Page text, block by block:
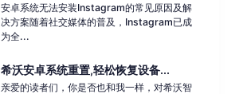
安卓系统无法安装Instagram的常见原因及解
决方案随着社交媒体的普及，Instagram已成
为全...
希沃安卓系统重置,轻松恢复设备...
亲爱的读者们，你是否也和我一样，对希沃智